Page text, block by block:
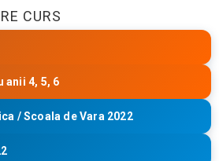
CURS
anii 4, 5, 6
/ Scoala de Vara 2022